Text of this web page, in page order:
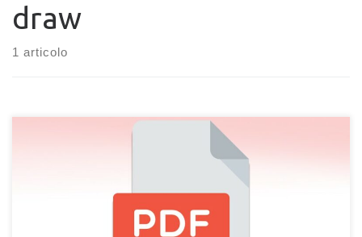
draw
1 articolo
Hai bisogno di modificare un file o documento in formato PDF?
Devi correggere un PDF o aggiungere parti di testo e ritocchi
ma non hai idea di come procedere? Il formato PDF sta ad
indicare una tipologia di documento “portatile“, facile da